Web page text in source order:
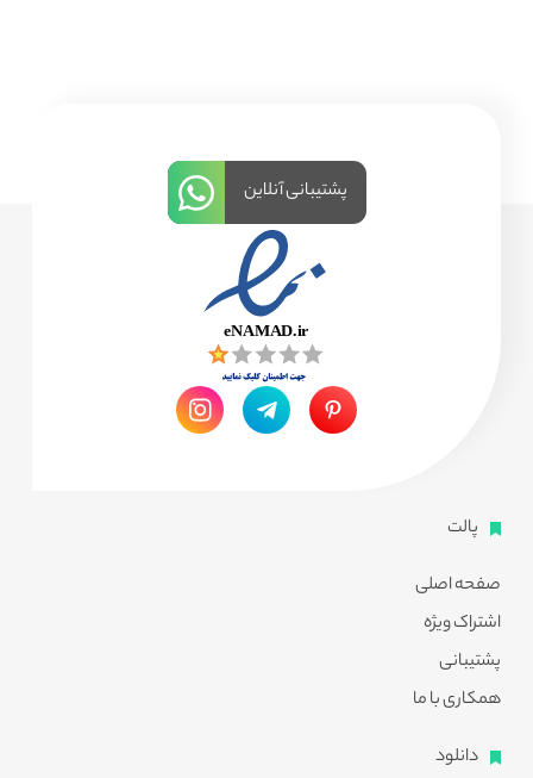
پالت
صفحه اصلی
اشتراک ویژه
پشتیبانی
همکاری با ما
دانلود
پشتیبانی آنلاین